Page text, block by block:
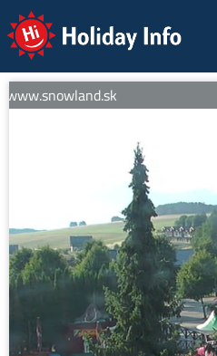
Holiday Info